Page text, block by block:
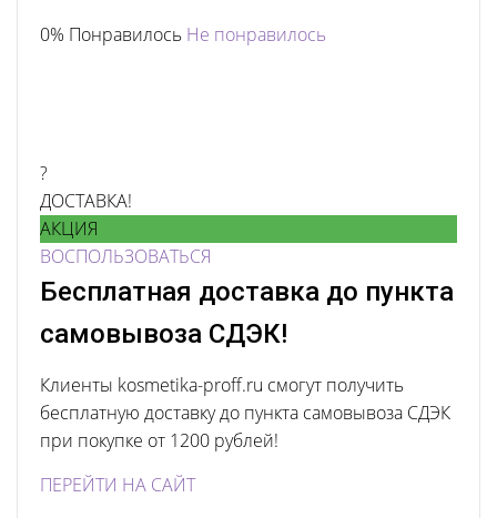
0% Понравилось Не понравилось
?
ДОСТАВКА!
АКЦИЯ
ВОСПОЛЬЗОВАТЬСЯ
Бесплатная доставка до пункта
самовывоза СДЭК!
Клиенты kosmetika-proff.ru смогут получить
бесплатную доставку до пункта самовывоза СДЭК
при покупке от 1200 рублей!
ПЕРЕЙТИ НА САЙТ